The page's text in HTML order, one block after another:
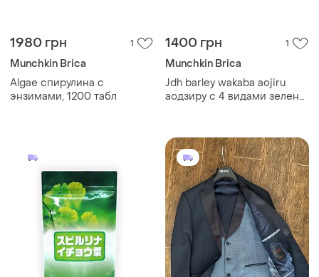
1980 грн 1
Munchkin Brica
Algae спирулина с
энзимами, 1200 табл
1400 грн 1
Munchkin Brica
Jdh barley wakaba aojiru
аодзиру с 4 видами зелени